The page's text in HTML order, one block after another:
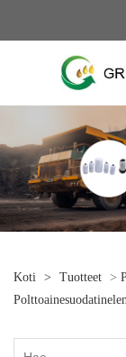
Koti > Tuotteet >